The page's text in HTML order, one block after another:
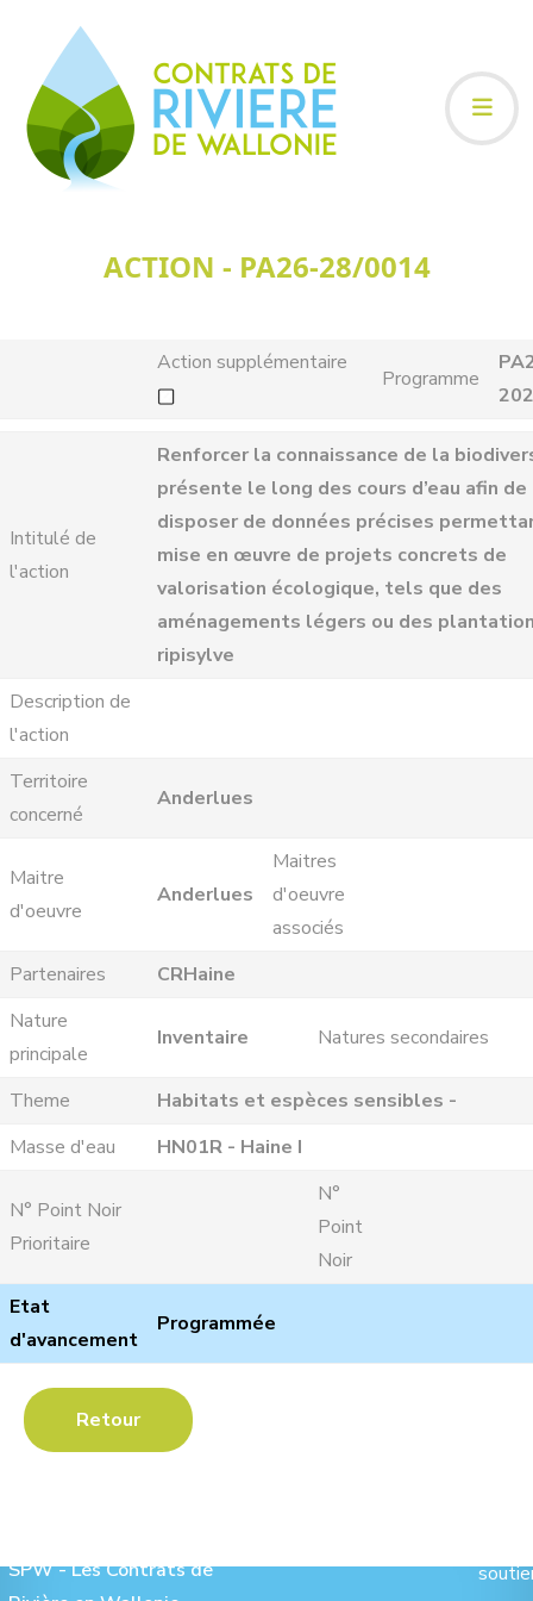
ACTION - PA26-28/0014
Action supplémentaire
Programme
Intitulé de
l'action
Renforcer la connaissance de la
présente le long des cours d’eau afin de
disposer de données précises
mise en œuvre de projets concrets de
valorisation écologique, tels que des
aménagements légers ou des
ripisylve
Description de
l'action
Territoire
concerné
Anderlues
Maitre
d'oeuvre
Anderlues
Maitres
d'oeuvre
associés
Partenaires
CRHaine
Nature
principale
Inventaire Natures secondaires
Theme
Habitats et espèces sensibles -
Masse d'eau
HN01R - Haine I
N° Point Noir
Prioritaire
N°
Point
Noir
Etat
d'avancement
Programmée
Retour
SPW - Les Contrats de